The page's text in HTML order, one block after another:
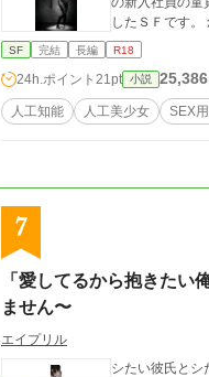
したＳＦです。
SF 完結 長編 R18
24h.ポイント 21pt 小説 25,386
人工知能 人工美少女 SEX
7
「愛してるから抱きたい
ません〜
エイプリル
シたい彼氏とシ